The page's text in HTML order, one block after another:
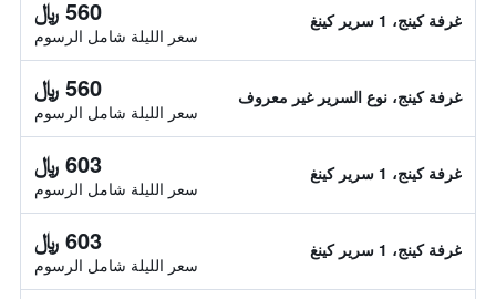
غرفة كينج، 1 سرير كينغ 560 ﷼
سعر الليلة شامل الرسوم
غرفة كينج، نوع السرير غير معروف 560 ﷼
سعر الليلة شامل الرسوم
غرفة كينج، 1 سرير كينغ 603 ﷼
سعر الليلة شامل الرسوم
غرفة كينج، 1 سرير كينغ 603 ﷼
سعر الليلة شامل الرسوم